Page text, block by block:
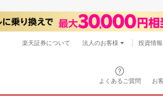
よくあるご質問 お
楽天証券について 法人のお客様 投資情